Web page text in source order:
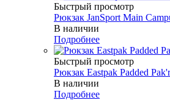
Быстрый просмотр
Рюкзак JanSport Main
В наличии
Подробнее
Быстрый просмотр
Рюкзак Eastpak Padded
В наличии
Подробнее